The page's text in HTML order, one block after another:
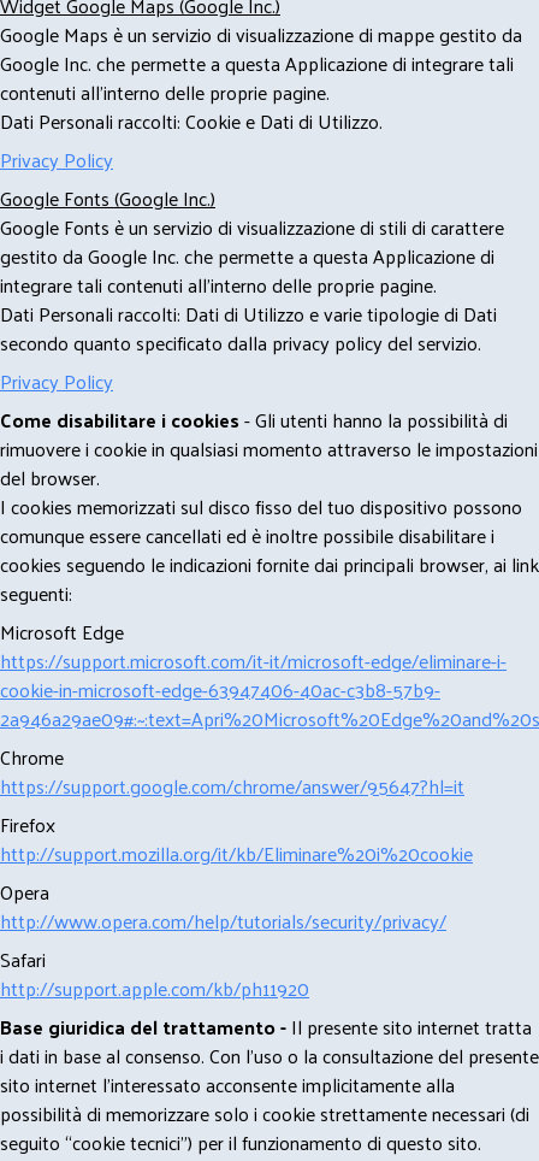
Google Maps è un servizio di visualizzazione di mappe gestito da
Google Inc. che permette a questa Applicazione di integrare tali
contenuti all'interno delle proprie pagine.
Dati Personali raccolti: Cookie e Dati di Utilizzo.
Privacy Policy
Google Fonts (Google Inc.)
Google Fonts è un servizio di visualizzazione di stili di carattere
gestito da Google Inc. che permette a questa Applicazione di
integrare tali contenuti all'interno delle proprie pagine.
Dati Personali raccolti: Dati di Utilizzo e varie tipologie di Dati
secondo quanto specificato dalla privacy policy del servizio.
Privacy Policy
Come disabilitare i cookies- Gli utenti hanno la possibilità di
rimuovere i cookie in qualsiasi momento attraverso le impostazioni
del browser.
I cookies memorizzati sul disco fisso del tuo dispositivo possono
comunque essere cancellati ed è inoltre possibile disabilitare i
cookies seguendo le indicazioni fornite dai principali browser, ai link
seguenti:
Microsoft Edge
https://support.microsoft.com/it-it/microsoft-edge/eliminare-i-
cookie-in-microsoft-edge-63947406-40ac-c3b8-57b9-
Chrome
https://support.google.com/chrome/answer/95647?hl=it
Firefox
http://support.mozilla.org/it/kb/Eliminare%20i%20cookie
Opera
http://www.opera.com/help/tutorials/security/privacy/
Safari
http://support.apple.com/kb/ph11920
Base giuridica del trattamento -Il presente sito internet tratta
i dati in base al consenso. Con l'uso o la consultazione del presente
sito internet l’interessato acconsente implicitamente alla
possibilità di memorizzare solo i cookie strettamente necessari (di
seguito “cookie tecnici”) per il funzionamento di questo sito.